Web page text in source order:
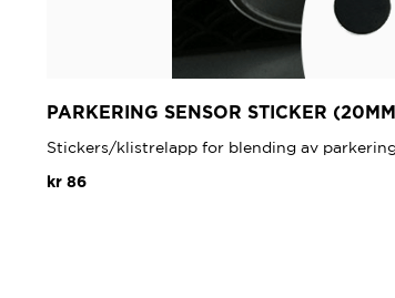
PARKERING SENSOR STICKER
Stickers/klistrelapp for blending av
kr 86